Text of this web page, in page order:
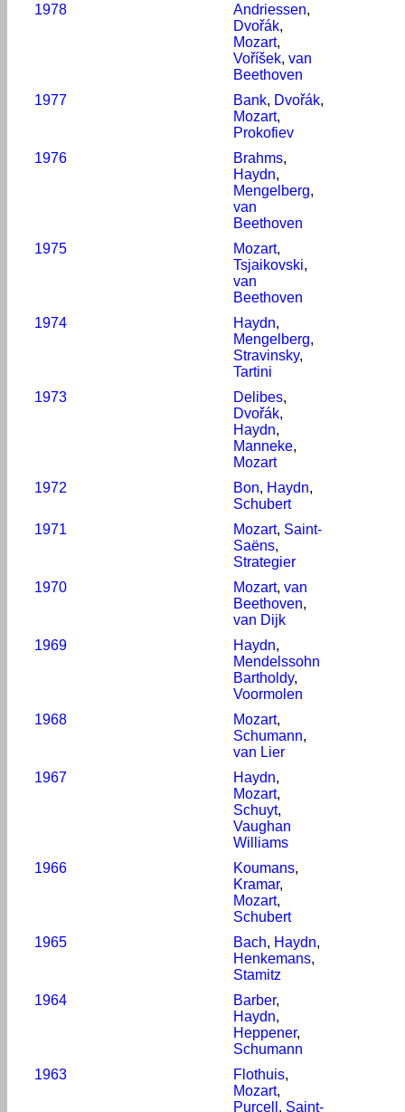
1978
Andriessen,
Dvořák,
Mozart,
Voříšek, van
Beethoven
1977
Bank, Dvořák,
Mozart,
Prokofiev
1976
Brahms,
Haydn,
Mengelberg,
van
Beethoven
1975
Mozart,
Tsjaikovski,
van
Beethoven
1974
Haydn,
Mengelberg,
Stravinsky,
Tartini
1973
Delibes,
Dvořák,
Haydn,
Manneke,
Mozart
1972
Bon, Haydn,
Schubert
1971
Mozart, Saint-
Saëns,
Strategier
1970
Mozart, van
Beethoven,
van Dijk
1969
Haydn,
Mendelssohn
Bartholdy,
Voormolen
1968
Mozart,
Schumann,
van Lier
1967
Haydn,
Mozart,
Schuyt,
Vaughan
Williams
1966
Koumans,
Kramar,
Mozart,
Schubert
1965
Bach, Haydn,
Henkemans,
Stamitz
1964
Barber,
Haydn,
Heppener,
Schumann
1963
Flothuis,
Mozart,
Purcell , Saint-